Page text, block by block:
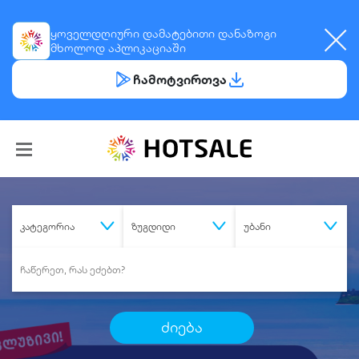
ყოველდღიური დამატებითი დანაზოგი
მხოლოდ აპლიკაციაში
ჩამოტვირთვა
კატეგორია ზუგდიდი უბანი
ძიება